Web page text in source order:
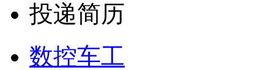
投递简历
数控车工